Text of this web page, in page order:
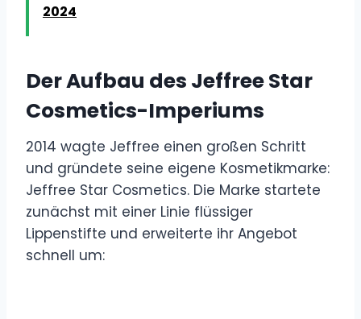
2024
Der Aufbau des Jeffree Star
Cosmetics-Imperiums
2014 wagte Jeffree einen großen Schritt
und gründete seine eigene Kosmetikmarke:
Jeffree Star Cosmetics. Die Marke startete
zunächst mit einer Linie flüssiger
Lippenstifte und erweiterte ihr Angebot
schnell um: